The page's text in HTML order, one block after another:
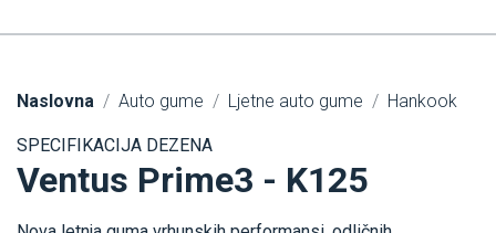
Naslovna Auto gume Ljetne auto gume Hankook
SPECIFIKACIJA DEZENA
Ventus Prime3 - K125